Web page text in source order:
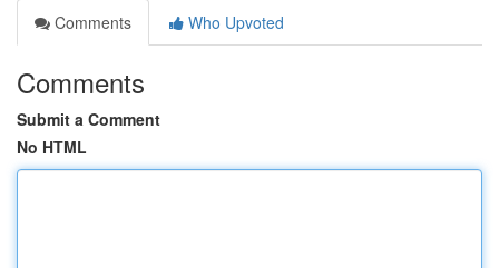
Comments
Who Upvoted
Comments
Submit a Comment
No HTML